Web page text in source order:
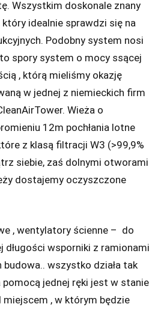
Wszystkim doskonale znany
idealnie sprawdzi się na
Podobny system nosi
spory system o mocy ssącej
, którą mieliśmy okazję
w jednej z niemieckich firm
Wieża o
12m pochłania lotne
z klasą filtracji W3 (>99,9%
siebie, zaś dolnymi otworami
dostajemy oczyszczone
, wentylatory ścienne – do
długości wsporniki z ramionami
wszystko działa tak
pomocą jednej ręki jest w stanie
, w którym będzie